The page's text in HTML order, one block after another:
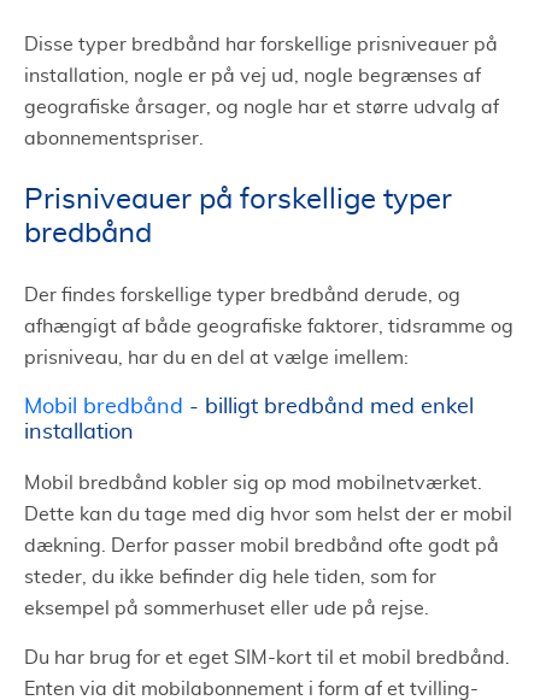
Disse typer bredbånd har forskellige prisniveauer på
installation, nogle er på vej ud, nogle begrænses af
geografiske årsager, og nogle har et større udvalg af
abonnementspriser.
Prisniveauer på forskellige typer
bredbånd
Der findes forskellige typer bredbånd derude, og
afhængigt af både geografiske faktorer, tidsramme og
prisniveau, har du en del at vælge imellem:
Mobil bredbånd - billigt bredbånd med enkel
installation
Mobil bredbånd kobler sig op mod mobilnetværket.
Dette kan du tage med dig hvor som helst der er mobil
dækning. Derfor passer mobil bredbånd ofte godt på
steder, du ikke befinder dig hele tiden, som for
eksempel på sommerhuset eller ude på rejse.
Du har brug for et eget SIM-kort til et mobil bredbånd.
Enten via dit mobilabonnement i form af et tvilling-